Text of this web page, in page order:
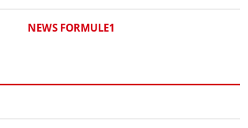
NEWS FORMULE1